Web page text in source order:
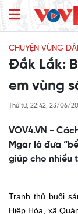
CHUYỆN VÙNG
Đắk Lắk:
em vùng
Thứ tư, 22:42, 23/06/
VOV4.VN -
Mgar là đưa
giúp cho nhiều
Tranh thủ buổi
Hiệp Hòa, xã